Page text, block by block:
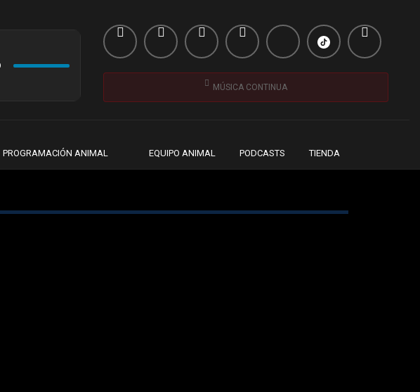
MÚSICA CONTINUA
PROGRAMACIÓN ANIMAL EQUIPO ANIMAL PODCASTS TIENDA